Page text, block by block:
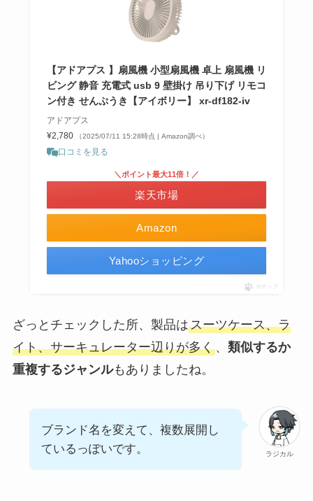
【アドアプス 】扇風機 小型扇風機 卓上 扇風機 リ
ビング 静音 充電式 usb 9 壁掛け 吊り下げ リモコ
ン付き せんぷうき【アイボリー】 xr-df182-iv
アドアプス
¥2,780
（2025/07/11 15:28時点 | Amazon調べ）
口コミを見る
Amazon
＼ポイント最大11倍！／
楽天市場
Yahooショッピング
ポチップ
ざっとチェックした所、製品はスーツケース、ラ
イト、サーキュレーター辺りが多く、 類似するか
重複するジャンルもありましたね。
ラジカル
ブランド名を変えて、複数展開し
ているっぽいです。